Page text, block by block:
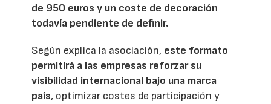
de 950 euros y un coste de decoración
todavía pendiente de definir.
Según explica la asociación, este formato
permitirá a las empresas reforzar su
visibilidad internacional bajo una marca
país, optimizar costes de participación y